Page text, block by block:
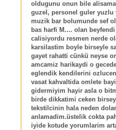
oldugunu onun bile
guzel, personel guler
muzik bar bolumunde sef
bas harfi M.... olan
calisiyordu resmen nerde
karsilastim boyle birseyle
gayet rahatti cünkü neyse
amcamiz harikaydi o
eglendik kendilerini
vasat kahvaltida omlete
gidermiyim hayir asla o
birde dikkatimi ceken
tekstilcinin hala neden
anlamadim.üstelik cokta
iyide kotude yorumlarim